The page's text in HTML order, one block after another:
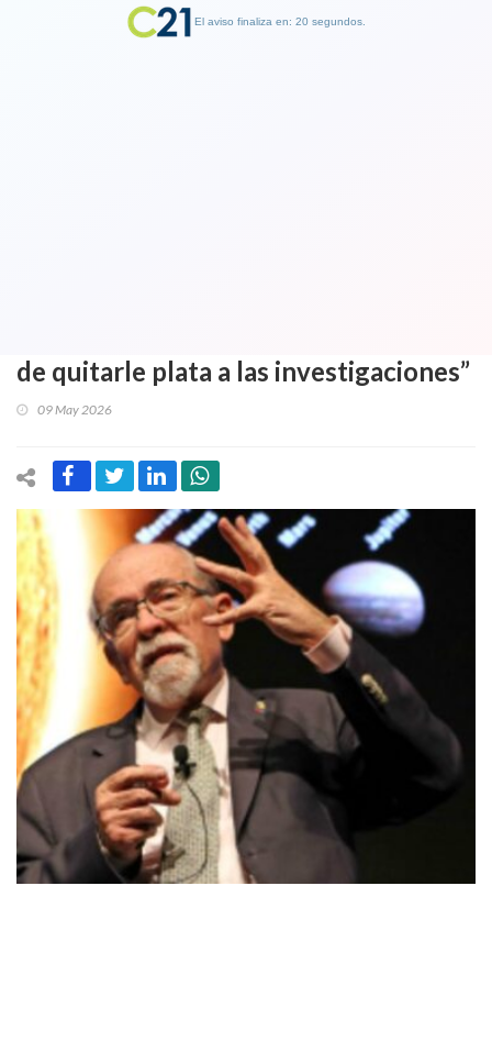
de quitarle plata a las investigaciones”
09 May 2026
El aviso finaliza en: 19 segundos.